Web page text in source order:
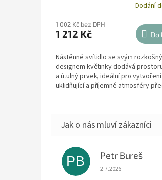
Dodání
1 002 Kč bez DPH
1 212 Kč Do
Nástěnné svítidlo se svým
designem květinky dodává
a útulný prvek, ideální pro vytvoření
uklidňující a příjemné atmosféry
PB Petr Bureš
Hodnocení obchodu
2.7.2026